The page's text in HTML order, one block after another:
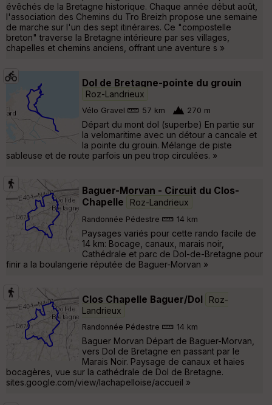
évêchés de la Bretagne historique. Chaque année début août,
l'association des Chemins du Tro Breizh propose une semaine
de marche sur l'un des sept itinéraires. Ce "compostelle
breton" traverse la Bretagne intérieure par ses villages,
chapelles et chemins anciens, offrant une aventure s »
Dol de Bretagne-pointe du grouin
Roz-Landrieux
Vélo Gravel 57 km 270 m
Départ du mont dol (superbe) En partie sur
la velomaritime avec un détour a cancale et
la pointe du grouin. Mélange de piste
sableuse et de route parfois un peu trop circulées. »
Baguer-Morvan - Circuit du Clos-
Chapelle
Roz-Landrieux
Randonnée Pédestre 14 km
Paysages variés pour cette rando facile de
14 km: Bocage, canaux, marais noir,
Cathédrale et parc de Dol-de-Bretagne pour
finir a la boulangerie réputée de Baguer-Morvan »
Clos Chapelle Baguer/Dol
Roz-
Landrieux
Randonnée Pédestre 14 km
Baguer Morvan Départ de Baguer-Morvan,
vers Dol de Bretagne en passant par le
Marais Noir. Paysage de canaux et haies
bocagères, vue sur la cathédrale de Dol de Bretagne.
sites.google.com/view/lachapelloise/accueil »